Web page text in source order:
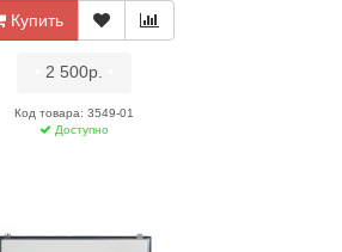
Купить
2 500р.
Код товара: 3549-01
Доступно